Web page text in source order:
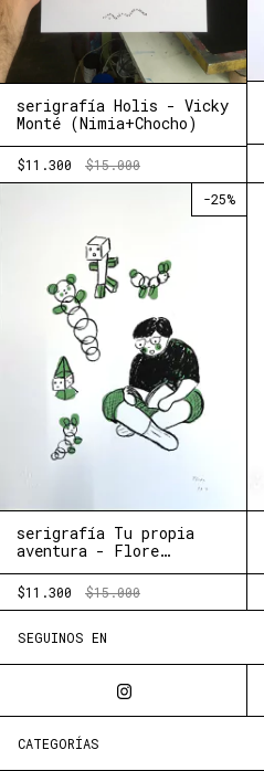
serigrafía Holis - Vicky
Monté (Nimia+Chocho)
$11.300 $15.000
-25%
serigrafía Tu propia
aventura - Flore
Rodríguez
(Nimia+Chocho)
$11.300 $15.000
SEGUINOS EN
CATEGORÍAS